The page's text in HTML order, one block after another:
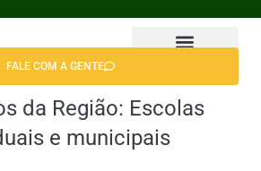
FALE COM A GENTE
da Região: Escolas
e municipais